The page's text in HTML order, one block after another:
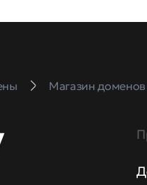
Магазин доменов